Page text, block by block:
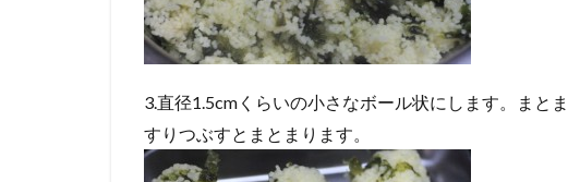
3.直径1.5cmくらいの小さなボール状にします。まと
すりつぶすとまとまります。